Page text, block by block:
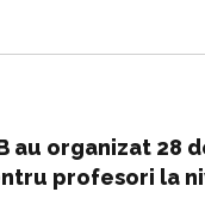
au organizat 28
profesori la